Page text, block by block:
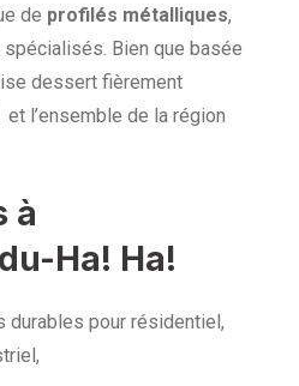
de profilés métalliques,
Bien que basée
dessert fièrement
l’ensemble de la région
à
Ha! Ha!
durables pour résidentiel,